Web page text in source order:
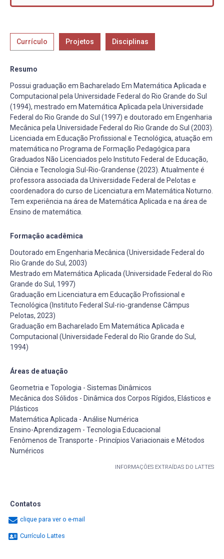
Currículo Projetos Disciplinas
Resumo
Possui graduação em Bacharelado Em Matemática Aplicada e
Computacional pela Universidade Federal do Rio Grande do Sul
(1994), mestrado em Matemática Aplicada pela Universidade
Federal do Rio Grande do Sul (1997) e doutorado em Engenharia
Mecânica pela Universidade Federal do Rio Grande do Sul (2003).
Licenciada em Educação Profissional e Tecnológica, atuação em
matemática no Programa de Formação Pedagógica para
Graduados Não Licenciados pelo Instituto Federal de Educação,
Ciência e Tecnologia Sul-Rio-Grandense (2023). Atualmente é
professora associada da Universidade Federal de Pelotas e
coordenadora do curso de Licenciatura em Matemática Noturno.
Tem experiência na área de Matemática Aplicada e na área de
Ensino de matemática.
Formação acadêmica
Doutorado em Engenharia Mecânica (Universidade Federal do
Rio Grande do Sul, 2003)
Mestrado em Matemática Aplicada (Universidade Federal do Rio
Grande do Sul, 1997)
Graduação em Licenciatura em Educação Profissional e
Tecnológica (Instituto Federal Sul-rio-grandense Câmpus
Pelotas, 2023)
Graduação em Bacharelado Em Matemática Aplicada e
Computacional (Universidade Federal do Rio Grande do Sul,
1994)
Áreas de atuação
Geometria e Topologia - Sistemas Dinâmicos
Mecânica dos Sólidos - Dinâmica dos Corpos Rígidos, Elásticos e
Plásticos
Matemática Aplicada - Análise Numérica
Ensino-Aprendizagem - Tecnologia Educacional
Fenômenos de Transporte - Princípios Variacionais e Métodos
Numéricos
INFORMAÇÕES EXTRAÍDAS DO LATTES
Contatos
clique para ver o e-mail
Currículo Lattes